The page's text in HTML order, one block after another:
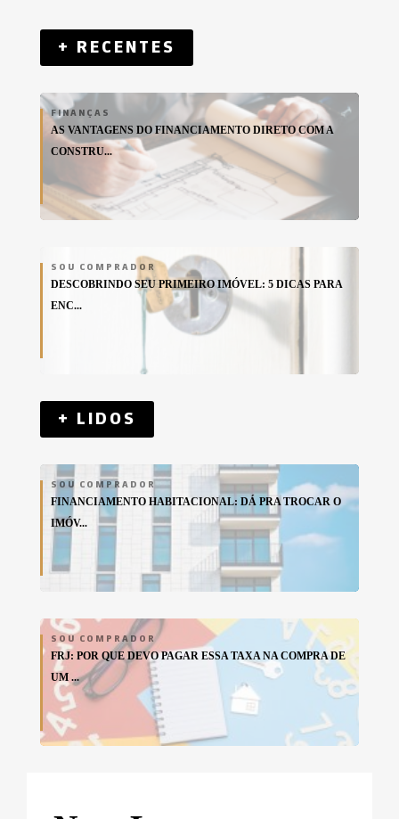
+ RECENTES
FINANÇAS
AS VANTAGENS DO FINANCIAMENTO DIRETO COM A
CONSTRU...
SOU COMPRADOR
DESCOBRINDO SEU PRIMEIRO IMÓVEL: 5 DICAS PARA
ENC...
+ LIDOS
SOU COMPRADOR
FINANCIAMENTO HABITACIONAL: DÁ PRA TROCAR O
IMÓV...
SOU COMPRADOR
FRJ: POR QUE DEVO PAGAR ESSA TAXA NA COMPRA DE
UM ...